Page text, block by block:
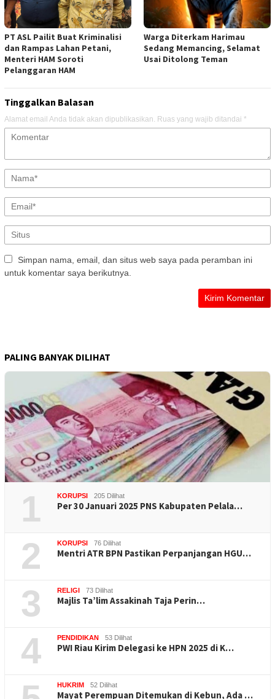
PT ASL Pailit Buat Kriminalisi
dan Rampas Lahan Petani,
Menteri HAM Soroti
Pelanggaran HAM
Warga Diterkam Harimau
Sedang Memancing, Selamat
Usai Ditolong Teman
Tinggalkan Balasan
Alamat email Anda tidak akan dipublikasikan. Ruas yang wajib ditandai *
Simpan nama, email, dan situs web saya pada peramban ini
untuk komentar saya berikutnya.
PALING BANYAK DILIHAT
1 KORUPSI 205 Dilihat
Per 30 Januari 2025 PNS Kabupaten Pelala…
2 KORUPSI 76 Dilihat
Mentri ATR BPN Pastikan Perpanjangan HGU…
3 RELIGI 73 Dilihat
Majlis Ta’lim Assakinah Taja Perin…
4 PENDIDIKAN 53 Dilihat
PWI Riau Kirim Delegasi ke HPN 2025 di K…
HUKRIM 52 Dilihat
Mayat Perempuan Ditemukan di Kebun, Ada …